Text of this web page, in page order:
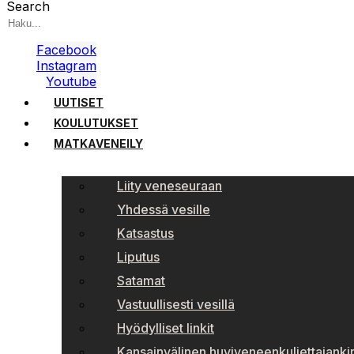
Search
Facebook
Instagram
Youtube
UUTISET
KOULUTUKSET
MATKAVENEILY
Liity veneseuraan
Yhdessä vesille
Katsastus
Liputus
Satamat
Vastuullisesti vesillä
Hyödylliset linkit